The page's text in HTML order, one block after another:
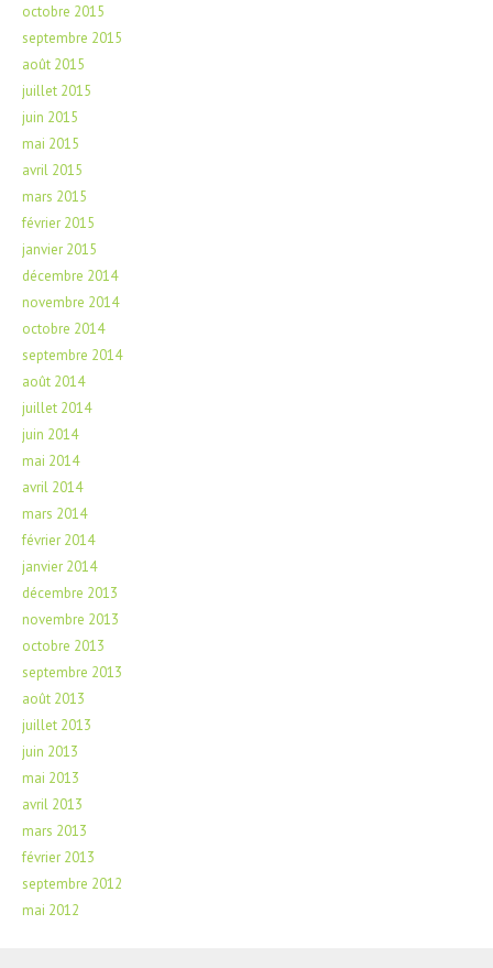
octobre 2015
septembre 2015
août 2015
juillet 2015
juin 2015
mai 2015
avril 2015
mars 2015
février 2015
janvier 2015
décembre 2014
novembre 2014
octobre 2014
septembre 2014
août 2014
juillet 2014
juin 2014
mai 2014
avril 2014
mars 2014
février 2014
janvier 2014
décembre 2013
novembre 2013
octobre 2013
septembre 2013
août 2013
juillet 2013
juin 2013
mai 2013
avril 2013
mars 2013
février 2013
septembre 2012
mai 2012